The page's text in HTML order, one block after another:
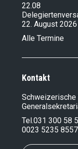
22.08
22. August 2026
Alle Termine
Kontakt
Schweizerische
Tel.031 300 58
0023 5235